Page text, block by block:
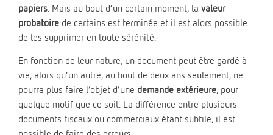
papiers. Mais au bout d’un certain moment, la valeur
probatoire de certains est terminée et il est alors possible
de les supprimer en toute sérénité.
En fonction de leur nature, un document peut être gardé à
vie, alors qu’un autre, au bout de deux ans seulement, ne
pourra plus faire l’objet d’une demande extérieure, pour
quelque motif que ce soit. La différence entre plusieurs
documents fiscaux ou commerciaux étant subtile, il est